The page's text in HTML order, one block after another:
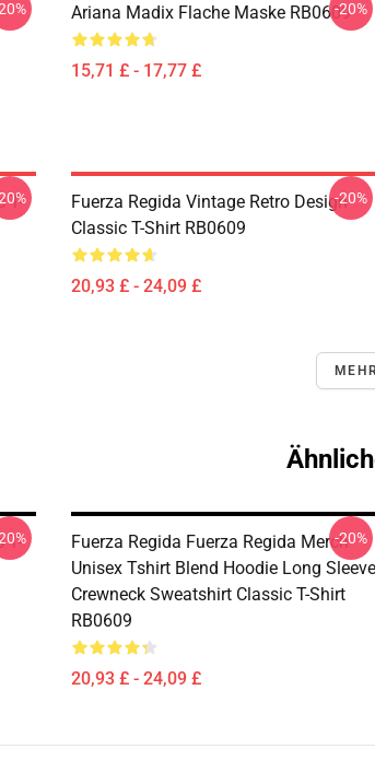
Ariana Madix Flache Maske RB0609
15,71 £ - 17,77 £
-20%
T-
Fuerza Regida Vintage Retro Design
Classic T-Shirt RB0609
20,93 £ - 24,09 £
-20%
T-
Fuerza Regida Fuerza Regida Merch
Unisex Tshirt Blend Hoodie Long Sleeve
Crewneck Sweatshirt Classic T-Shirt
RB0609
20,93 £ - 24,09 £
-20%